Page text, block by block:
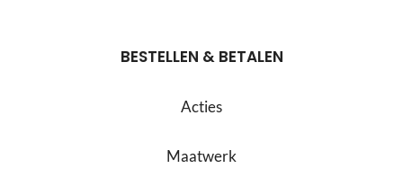
BESTELLEN & BETALEN
Acties
Maatwerk